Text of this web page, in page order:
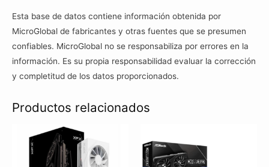
Esta base de datos contiene información obtenida por
MicroGlobal de fabricantes y otras fuentes que se presumen
confiables. MicroGlobal no se responsabiliza por errores en la
información. Es su propia responsabilidad evaluar la corrección
y completitud de los datos proporcionados.
Productos relacionados